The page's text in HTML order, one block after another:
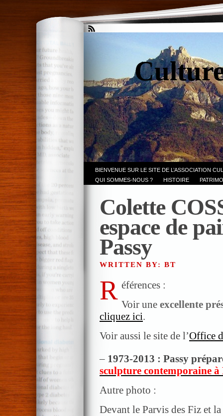
BIENVENUE SUR LE SITE DE L’ASSOCIATION
QUI SOMMES-NOUS ?
HISTOIRE
Colette
espace de
Passy
WRITTEN BY: BT
R éférences :
Voir une excellente
cliquez ici.
Voir aussi le site de l’Office
– 1973-2013 : Passy
sculpture contemporaine à
Autre photo :
Devant le Parvis des Fiz et